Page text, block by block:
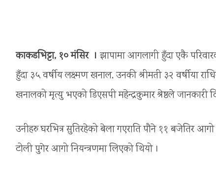
काकडभिट्टा, १० मंसिर । झापामा आगलागी हुँदा एकै
हुँदा ३५ वर्षीय लक्ष्मण खनाल, उनकी श्रीमती ३२ वर्षीया
खनालको मृत्यु भएको डिएसपी महेन्द्रकुमार श्रेष्ठले जानकारी
उनीहरु घरभित्र सुतिरहेको बेला गएराति पौने ११ बजेतिर
टोली पुगेर आगो नियन्त्रणमा लिएको थियो ।